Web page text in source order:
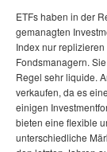
ETFs haben in der
gemanagten
Index nur
Fondsmanagern.
Regel sehr liquide.
verkaufen, da es
einigen
bieten eine flexible
unterschiedliche